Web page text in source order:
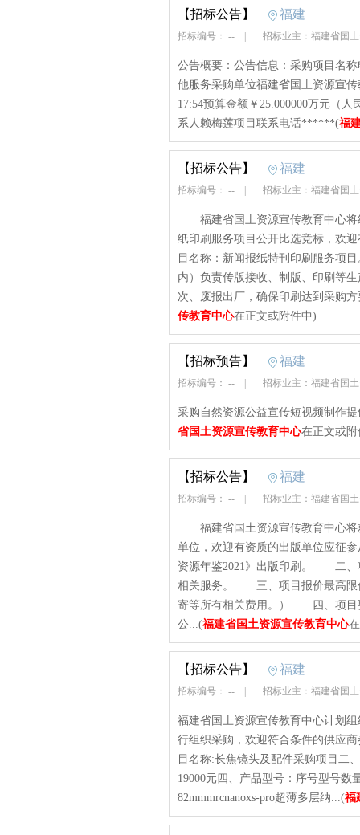
【招标公告】 福建
招标编号： -- 招标业主：福建省国
公告概要：公告信息：采购项目名
他服务采购单位福建省国土资源宣
17:54预算金额￥25.000000万元（
系人赖梅莲项目联系电话******(福
【招标公告】 福建
招标编号： -- 招标业主：福建省国
福建省国土资源宣传教育中心将组
纸印刷服务项目公开比选竞标，
目名称：新闻报纸特刊印刷服务
内）负责传版接收、制版、印刷等
次、废报出厂，确保印刷达到采
传教育中心在正文或附件中)
【招标预告】 福建
招标编号： -- 招标业主：福建省国
采购自然资源公益宣传短视频制作
省国土资源宣传教育中心在正文或
【招标公告】 福建
招标编号： -- 招标业主：福建省国
福建省国土资源宣传教育中心将
单位，欢迎有资质的出版单位应
资源年鉴2021》出版印刷。 二、
相关服务。 三、项目报价最高限
寄等所有相关费用。） 四、项
公...(福建省国土资源宣传教育中心
【招标公告】 福建
招标编号： -- 招标业主：福建省国
福建省国土资源宣传教育中心计划
行组织采购，欢迎符合条件的供应
目名称:长焦镜头及配件采购项目二
19000元四、产品型号：序号型号数
82mmmrcnanoxs-pro超薄多层纳...(福